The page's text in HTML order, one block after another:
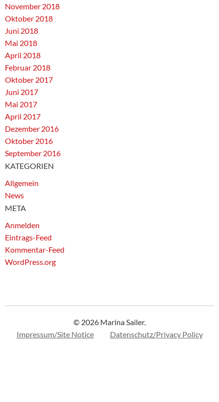
November 2018
Oktober 2018
Juni 2018
Mai 2018
April 2018
Februar 2018
Oktober 2017
Juni 2017
Mai 2017
April 2017
Dezember 2016
Oktober 2016
September 2016
KATEGORIEN
Allgemein
News
META
Anmelden
Eintrags-Feed
Kommentar-Feed
WordPress.org
© 2026 Marina Sailer.
Impressum/Site Notice
Datenschutz/Privacy Policy